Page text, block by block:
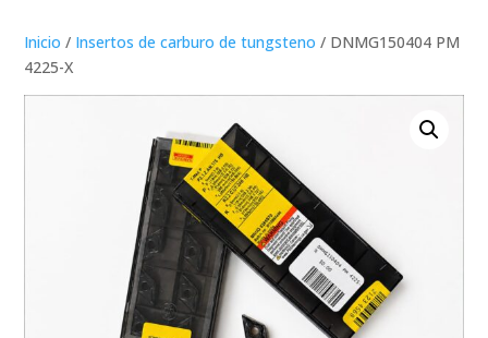
Inicio / Insertos de carburo de tungsteno / DNMG150404 PM
4225-X